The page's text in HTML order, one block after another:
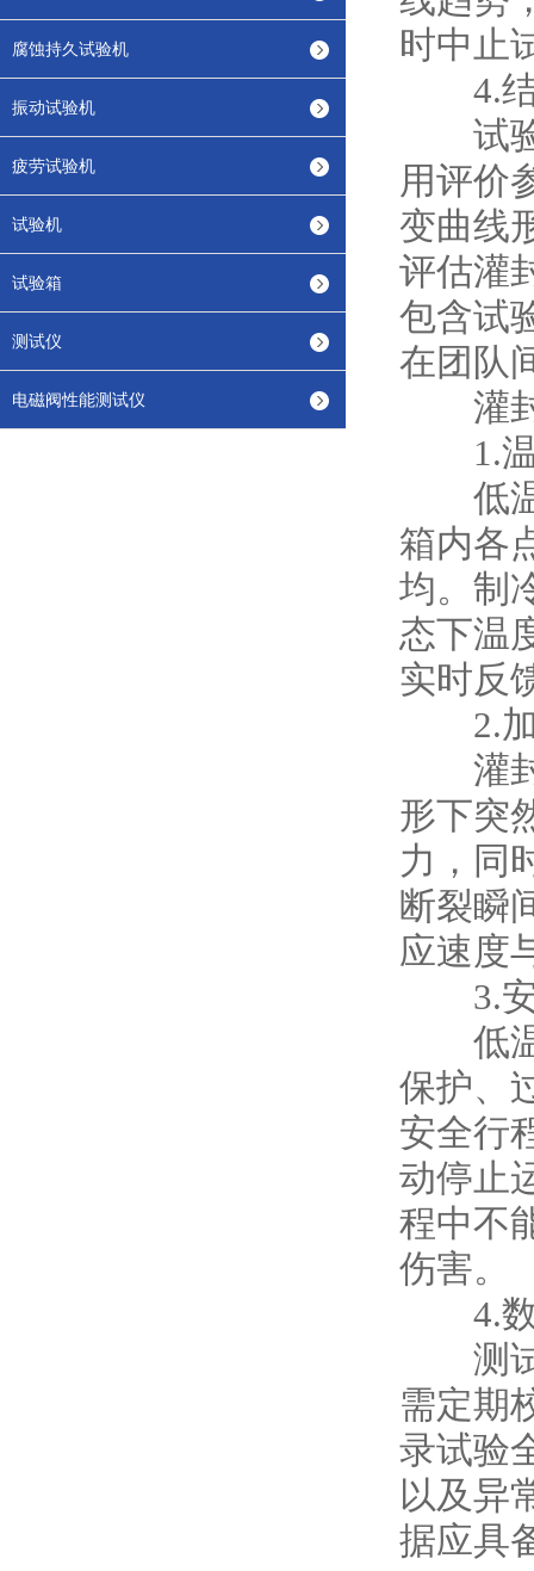
腐蚀持久试验机
振动试验机
疲劳试验机
试验机
试验箱
测试仪
电磁阀性能测试仪
时中止
4.结
试验
用评价
变曲线
评估灌
包含试
在团队
灌封
1.温
低温
箱内各
均。制
态下温
实时反
2.加
灌封
形下突
力，同
断裂瞬
应速度
3.安
低温
保护、
安全行
动停止
程中不
伤害。
4.数
测试
需定期
录试验
以及异
据应具